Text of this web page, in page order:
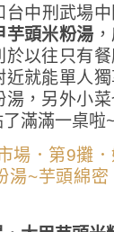
台中刑武場
芋頭米粉湯
以往只有
就能單人
，另外小
滿滿一桌啦~